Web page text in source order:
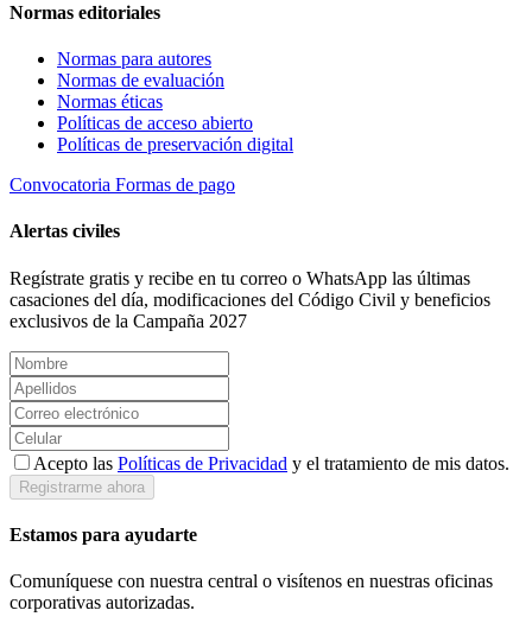
Normas editoriales
Normas para autores
Normas de evaluación
Normas éticas
Políticas de acceso abierto
Políticas de preservación digital
Convocatoria Formas de pago
Alertas civiles
Regístrate gratis y recibe en tu correo o WhatsApp las últimas
casaciones del día, modificaciones del Código Civil y beneficios
exclusivos de la Campaña 2027
Acepto las Políticas de Privacidad y el tratamiento de mis datos.
Registrarme ahora
Estamos para ayudarte
Comuníquese con nuestra central o visítenos en nuestras oficinas
corporativas autorizadas.